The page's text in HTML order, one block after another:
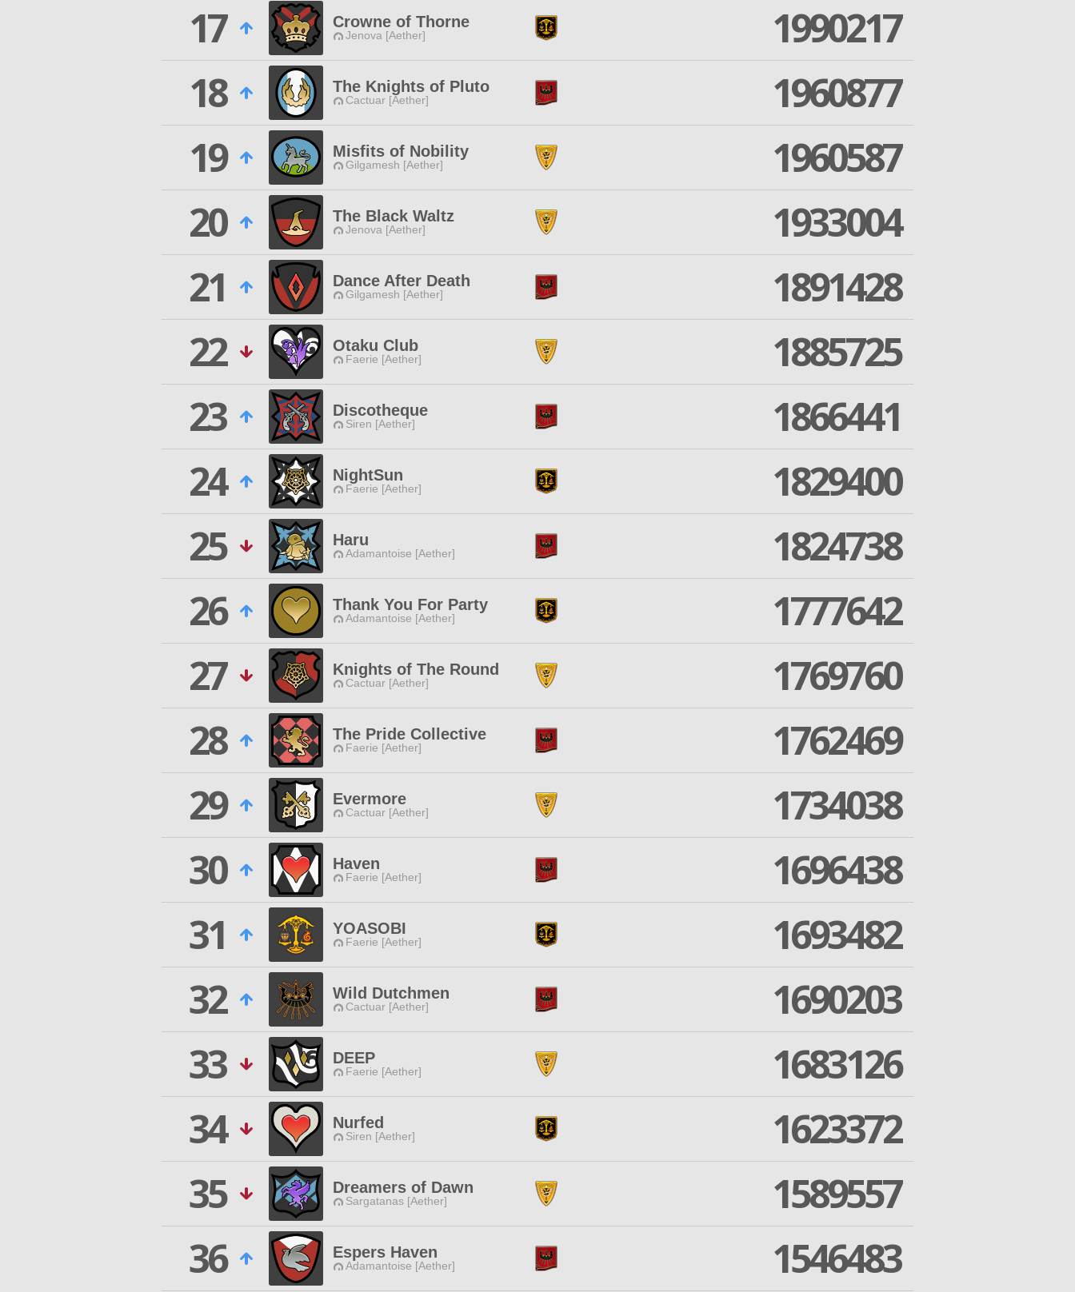
17
Crowne of Thorne
Jenova [Aether]
1990217
18
The Knights of Pluto
Cactuar [Aether]
1960877
19
Misfits of Nobility
Gilgamesh [Aether]
1960587
20
The Black Waltz
Jenova [Aether]
1933004
21
Dance After Death
Gilgamesh [Aether]
1891428
22
Otaku Club
Faerie [Aether]
1885725
23
Discotheque
Siren [Aether]
1866441
24
NightSun
Faerie [Aether]
1829400
25
Haru
Adamantoise [Aether]
1824738
26
Thank You For Party
Adamantoise [Aether]
1777642
27
Knights of The Round
Cactuar [Aether]
1769760
28
The Pride Collective
Faerie [Aether]
1762469
29
Evermore
Cactuar [Aether]
1734038
30
Haven
Faerie [Aether]
1696438
31
YOASOBI
Faerie [Aether]
1693482
32
Wild Dutchmen
Cactuar [Aether]
1690203
33
DEEP
Faerie [Aether]
1683126
34
Nurfed
Siren [Aether]
1623372
35
Dreamers of Dawn
Sargatanas [Aether]
1589557
36
Espers Haven
Adamantoise [Aether] 1546483